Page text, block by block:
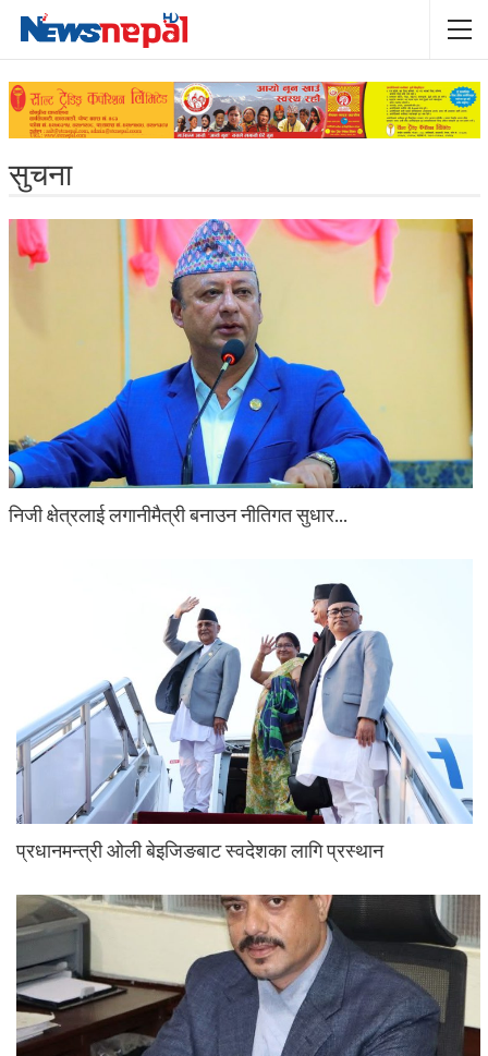
सुचना
निजी क्षेत्रलाई लगानीमैत्री बनाउन नीतिगत सुधार…
प्रधानमन्त्री ओली बेइजिङबाट स्वदेशका लागि प्रस्थान